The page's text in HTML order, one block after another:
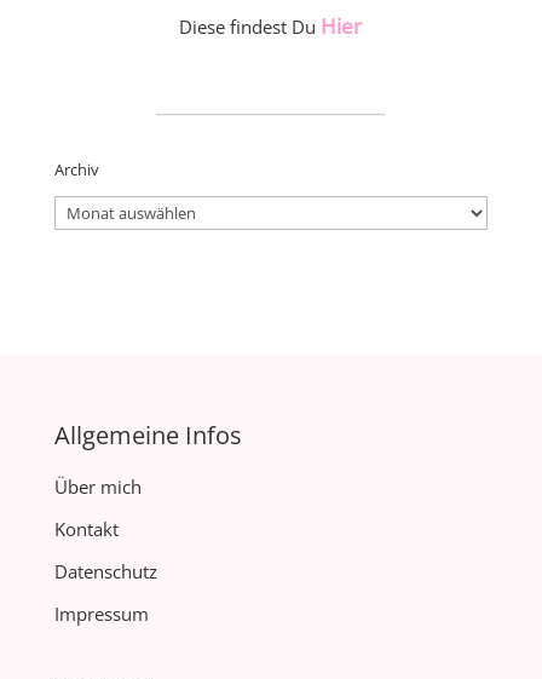
Diese findest Du Hier
Archiv
Archiv
Allgemeine Infos
Über mich
Kontakt
Datenschutz
Impressum